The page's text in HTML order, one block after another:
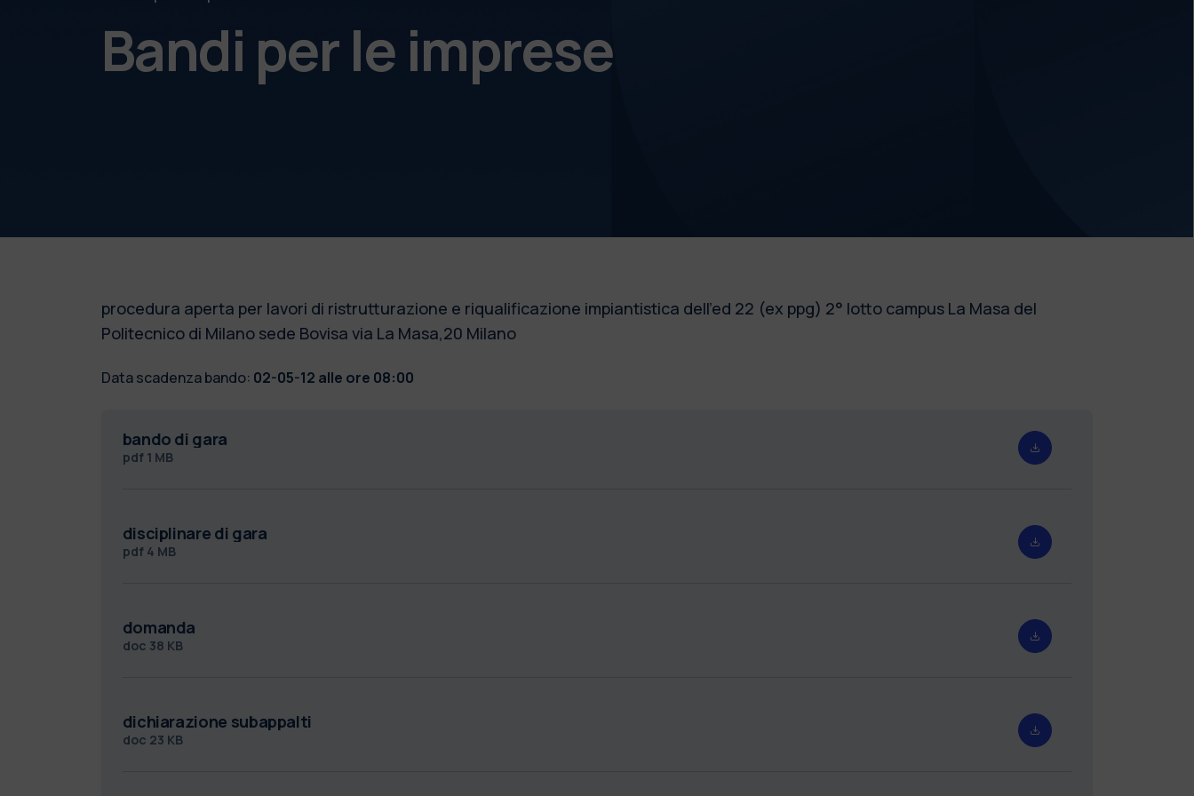
Bandi per le imprese
procedura aperta per lavori di ristrutturazione e riqualificazione impiantistica dell'ed 22 (ex ppg) 2° lotto campus La Masa del
Politecnico di Milano sede Bovisa via La Masa,20 Milano
Data scadenza bando: 02-05-12 alle ore 08:00
bando di gara
pdf 1 MB
disciplinare di gara
pdf 4 MB
domanda
doc 38 KB
dichiarazione subappalti
doc 23 KB